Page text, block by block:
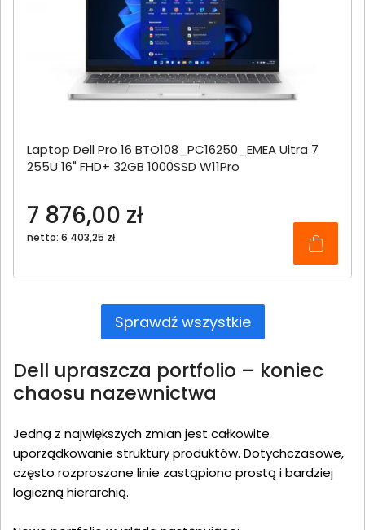
Laptop Dell Pro 16 BTO108_PC16250_EMEA Ultra 7
255U 16" FHD+ 32GB 1000SSD W11Pro
7 876,00 zł
netto: 6 403,25 zł
Sprawdź wszystkie
Dell upraszcza portfolio – koniec
chaosu nazewnictwa
Jedną z największych zmian jest całkowite
uporządkowanie struktury produktów. Dotychczasowe,
często rozproszone linie zastąpiono prostą i bardziej
logiczną hierarchią.